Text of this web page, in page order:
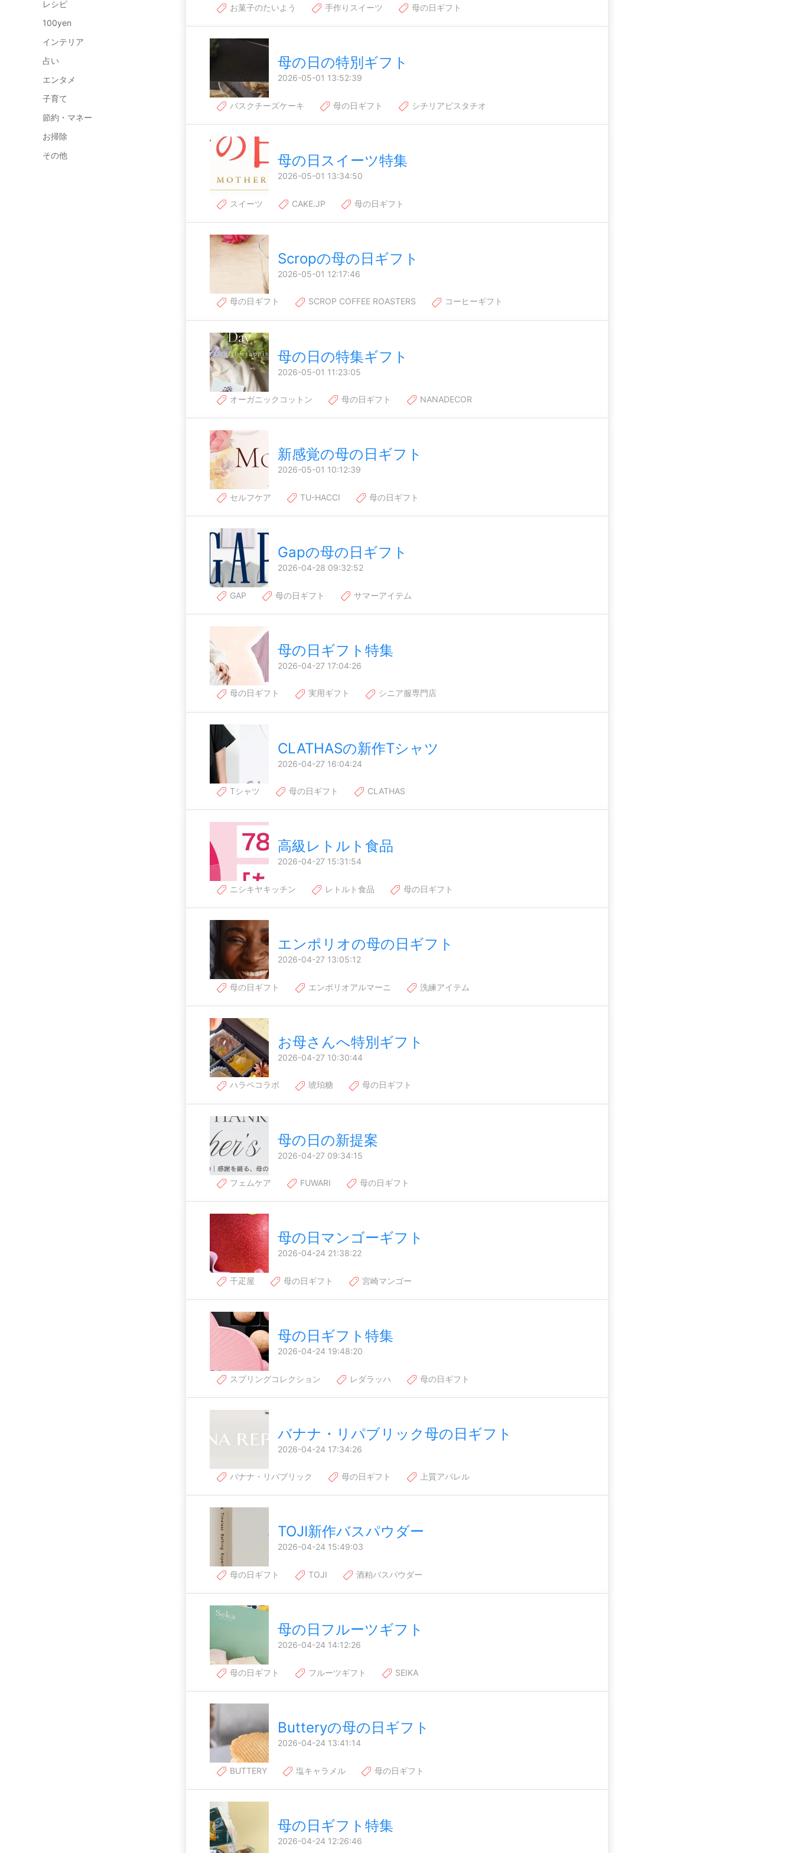
レシピ
100yen
インテリア
占い
エンタメ
子育て
節約・マネー
お掃除
その他
お菓子のたいよう 手作りスイーツ 母の日ギフト
母の日の特別ギフト
2026-05-01 13:52:39
バスクチーズケーキ 母の日ギフト シチリアピスタチオ
母の日スイーツ特集
2026-05-01 13:34:50
スイーツ CAKE.JP 母の日ギフト
Scropの母の日ギフト
2026-05-01 12:17:46
母の日ギフト SCROP COFFEE ROASTERS コーヒーギフト
母の日の特集ギフト
2026-05-01 11:23:05
オーガニックコットン 母の日ギフト NANADECOR
新感覚の母の日ギフト
2026-05-01 10:12:39
セルフケア TU-HACCI 母の日ギフト
Gapの母の日ギフト
2026-04-28 09:32:52
GAP 母の日ギフト サマーアイテム
母の日ギフト特集
2026-04-27 17:04:26
母の日ギフト 実用ギフト シニア服専門店
CLATHASの新作Tシャツ
2026-04-27 16:04:24
Tシャツ 母の日ギフト CLATHAS
高級レトルト食品
2026-04-27 15:31:54
ニシキヤキッチン レトルト食品 母の日ギフト
エンポリオの母の日ギフト
2026-04-27 13:05:12
母の日ギフト エンポリオアルマーニ 洗練アイテム
お母さんへ特別ギフト
2026-04-27 10:30:44
ハラペコラボ 琥珀糖 母の日ギフト
母の日の新提案
2026-04-27 09:34:15
フェムケア FUWARI 母の日ギフト
母の日マンゴーギフト
2026-04-24 21:38:22
千疋屋 母の日ギフト 宮崎マンゴー
母の日ギフト特集
2026-04-24 19:48:20
スプリングコレクション レダラッハ 母の日ギフト
バナナ・リパブリック母の日ギフト
2026-04-24 17:34:26
バナナ・リパブリック 母の日ギフト 上質アパレル
TOJI新作バスパウダー
2026-04-24 15:49:03
母の日ギフト TOJI 酒粕バスパウダー
母の日フルーツギフト
2026-04-24 14:12:26
母の日ギフト フルーツギフト SEIKA
Butteryの母の日ギフト
2026-04-24 13:41:14
BUTTERY 塩キャラメル 母の日ギフト
母の日ギフト特集
2026-04-24 12:26:46